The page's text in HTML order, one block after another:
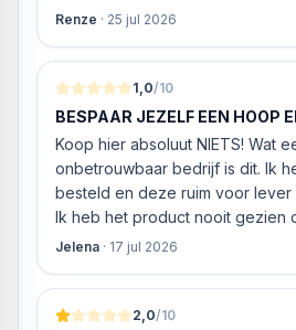
werd. ‘s Ochtends even gebeld met de
geïnstalleerd kan worden. Dit
alleszins concurrente prijzen. De
medewerker gaf aan dat, als we
website gingen bestellen en
ging doen om ‘s middags nog
bleken geen loze woorden: om
Neff vaatwasser geleverd en ver
Renze · 25 jul 2026
1,0/10
BESPAAR JEZELF EEN HOOP
HIER NIETS!
Koop hier absoluut NIETS! Wat
onbetrouwbaar bedrijf is dit. Ik
besteld en deze ruim voor lever
Ik heb het product nooit gezien
weigeren ze gewoon om mijn
van MIJN geld inhouden!
Jelena · 17 jul 2026
2,0/10